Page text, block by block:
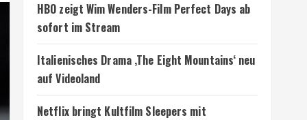
HBO zeigt Wim Wenders-Film Perfect Days ab
sofort im Stream
Italienisches Drama ‚The Eight Mountains‘ neu
auf Videoland
Netflix bringt Kultfilm Sleepers mit